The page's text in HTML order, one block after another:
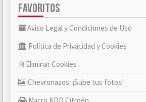
FAVORITOS
Aviso Legal y Condiciones de Uso
Política de Privacidad y Cookies
Eliminar Cookies
Chevronazos: ¡Sube tus fotos!